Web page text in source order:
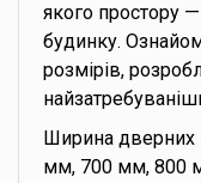
якого простору
будинку.
розмірів,
Ширина дверних
мм, 700 мм, 800